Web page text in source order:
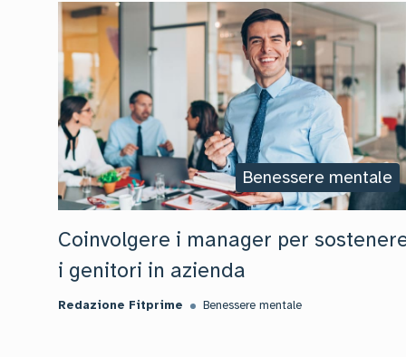
Benessere mentale
Coinvolgere i manager per
i genitori in azienda
Redazione Fitprime Benessere mentale